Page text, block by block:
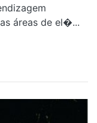
áreas de el�...